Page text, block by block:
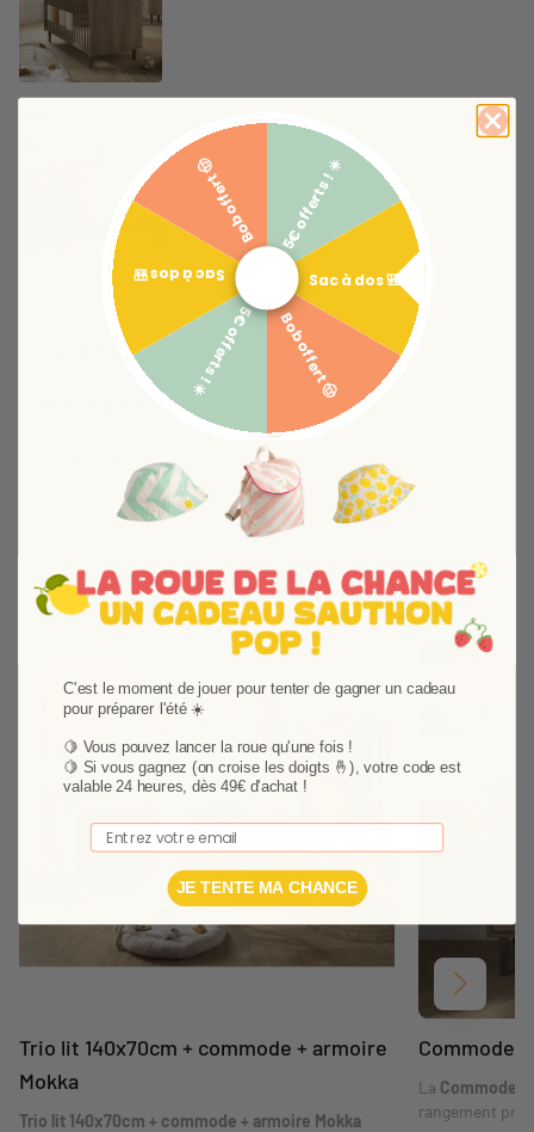
Commode 3 tiroirs 1 porte Mokka
349,00 €
Description
Détails du produit
Vous aimerez aussi
-18,87%
Pack
Trio lit 140x70cm + commode + armoire
Mokka
Trio lit 140x70cm + commode + armoire Mokka
-18,65%
Commode
La Commode
rangement
Suivant
5€ offerts ! ☀️
Sac à dos 🎒
Bob offert 🤠
5€ offerts ! ☀️
Sac à dos 🎒
Bob offert 🤠
C'est le moment de jouer pour tenter de gagner un cadeau
pour préparer l'été ☀️
🍋 Vous pouvez lancer la roue qu'une fois !
🍋 Si vous gagnez (on croise les doigts 🤞), votre code est
valable 24 heures, dès 49€ d'achat !
Email
JE TENTE MA CHANCE